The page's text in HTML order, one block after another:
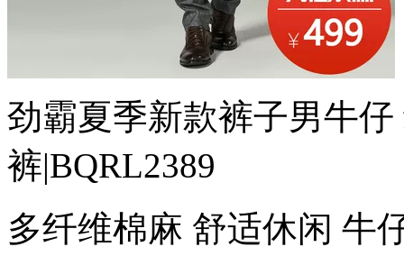
劲霸夏季新款裤子男牛
裤|BQRL2389
多纤维棉麻 舒适休闲 牛